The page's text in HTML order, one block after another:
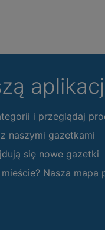
i przeglądaj
naszymi gazetkami
się nowe gazetki
Nasza